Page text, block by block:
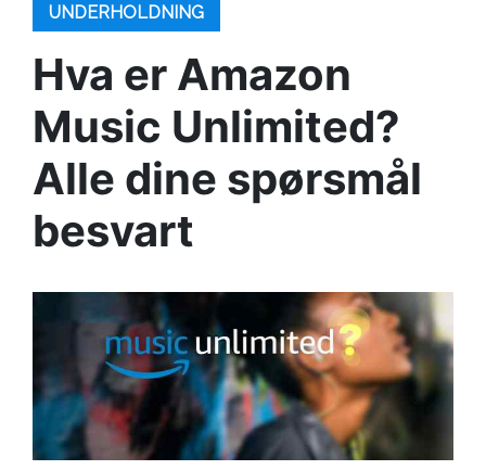
UNDERHOLDNING
Hva er Amazon
Music Unlimited?
Alle dine spørsmål
besvart